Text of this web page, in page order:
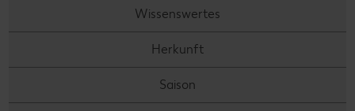
Wissenswertes
Herkunft
Saison